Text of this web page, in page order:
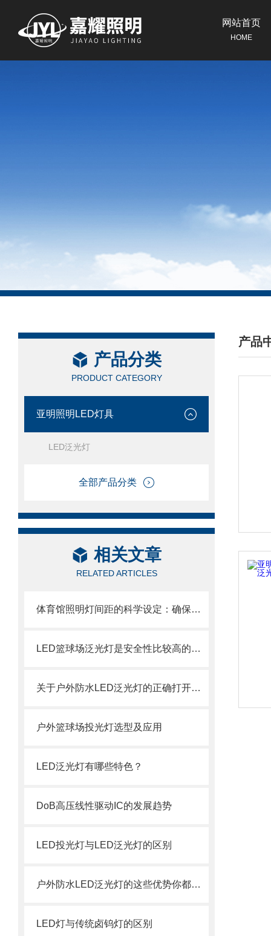
网站首页
HOME
产品分类
PRODUCT CATEGORY
亚明照明LED灯具
LED泛光灯
全部产品分类
相关文章
RELATED ARTICLES
体育馆照明灯间距的科学设定：确保比赛与训练的照明
LED篮球场泛光灯是安全性比较高的灯具
关于户外防水LED泛光灯的正确打开方式
户外篮球场投光灯选型及应用
LED泛光灯有哪些特色？
DoB高压线性驱动IC的发展趋势
LED投光灯与LED泛光灯的区别
户外防水LED泛光灯的这些优势你都知道吗
LED灯与传统卤钨灯的区别
产品
/